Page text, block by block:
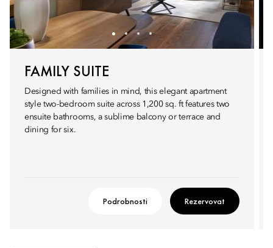
FAMILY SUITE
Designed with families in mind, this elegant apartment
style two-bedroom suite across 1,200 sq. ft features two
ensuite bathrooms, a sublime balcony or terrace and
dining for six.
Podrobnosti Rezervovat